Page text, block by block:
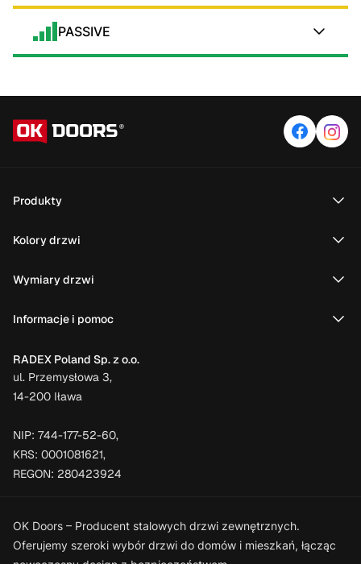
PASSIVE
Produkty
Kolory drzwi
Wymiary drzwi
Informacje i pomoc
RADEX Poland Sp. z o.o.
ul. Przemysłowa 3,
14-200 Iława
NIP: 744-177-52-60,
KRS: 0001081621,
REGON: 280423924
OK Doors – Producent stalowych drzwi zewnętrznych.
Oferujemy szeroki wybór drzwi do domów i mieszkań, łącząc